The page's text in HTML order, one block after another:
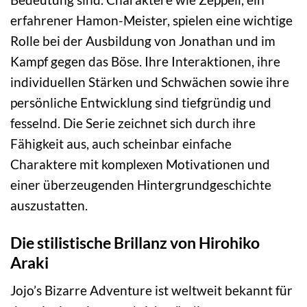
erfahrener Hamon-Meister, spielen eine wichtige
Rolle bei der Ausbildung von Jonathan und im
Kampf gegen das Böse. Ihre Interaktionen, ihre
individuellen Stärken und Schwächen sowie ihre
persönliche Entwicklung sind tiefgründig und
fesselnd. Die Serie zeichnet sich durch ihre
Fähigkeit aus, auch scheinbar einfache
Charaktere mit komplexen Motivationen und
einer überzeugenden Hintergrundgeschichte
auszustatten.
Die stilistische Brillanz von Hirohiko
Araki
Jojo’s Bizarre Adventure ist weltweit bekannt für